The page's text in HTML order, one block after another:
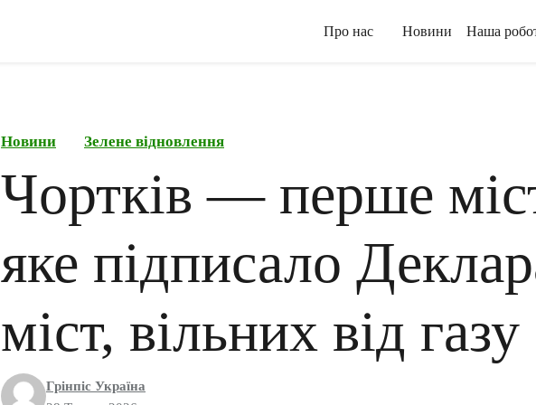
Про нас Новини
Наша
Новини Зелене відновлення
Чортків — перше
яке підписало
міст, вільних від газу
Грінпіс Україна